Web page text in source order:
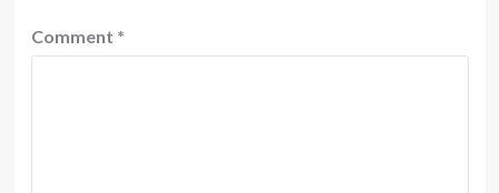
Comment *